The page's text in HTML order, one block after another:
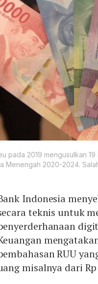
pada 2019 mengusulkan
Menengah 2020-2024.
Indonesia
teknis untuk
RUU
misalnya dari